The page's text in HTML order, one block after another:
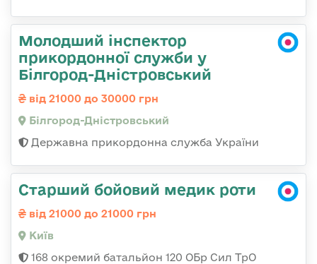
Молодший інспектор
прикордонної служби у
Білгород-Дністровський
від 21000 до 30000 грн
Білгород-Дністровський
Державна прикордонна служба України
Старший бойовий медик роти
від 21000 до 21000 грн
Київ
168 окремий батальйон 120 ОБр Cил ТрО